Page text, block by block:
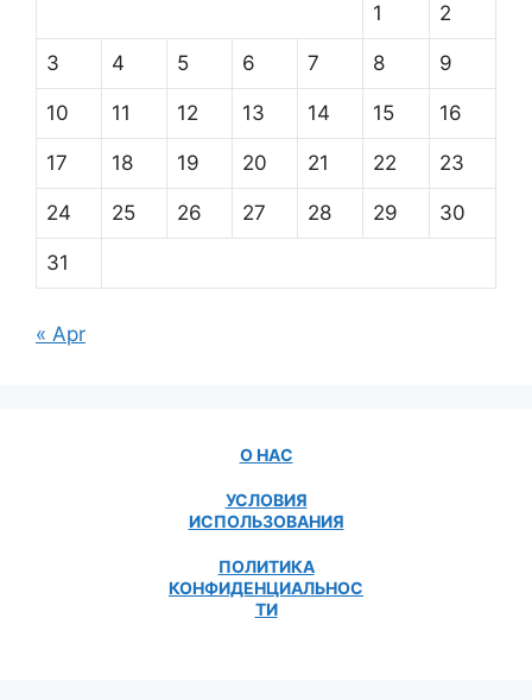
1 2
3 4 5 6 7 8 9
10 11 12 13 14 15 16
17 18 19 20 21 22 23
24 25 26 27 28 29 30
31
« Apr
О НАС
УСЛОВИЯ
ИСПОЛЬЗОВАНИЯ
ПОЛИТИКА
КОНФИДЕНЦИАЛЬНОС
ТИ